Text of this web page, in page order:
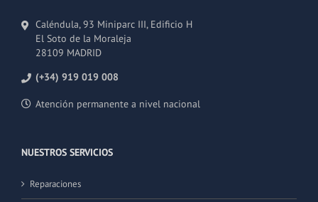
Caléndula, 93 Miniparc III, Edificio H
El Soto de la Moraleja
28109 MADRID
(+34) 919 019 008
Atención permanente a nivel nacional
NUESTROS SERVICIOS
Reparaciones